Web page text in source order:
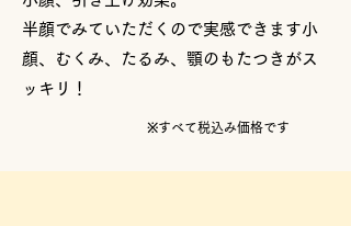
半顔でみていただくので実感できます小
顔、むくみ、たるみ、顎のもたつきがス
ッキリ！
​※すべて税込み価格です